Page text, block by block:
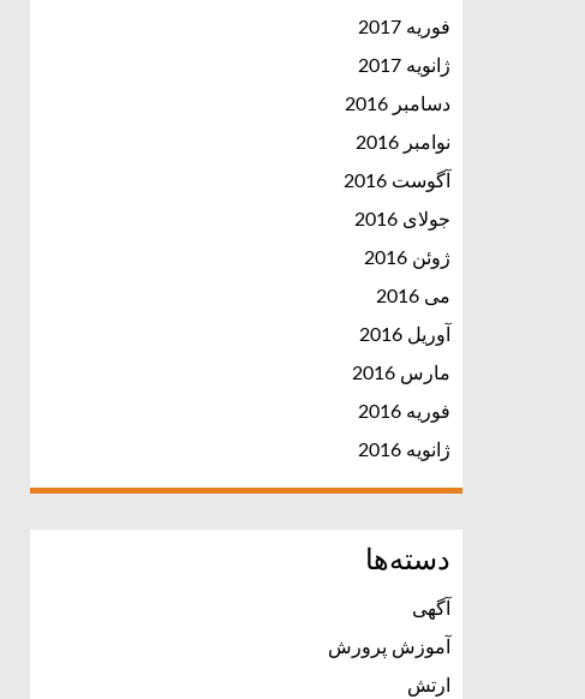
فوریه 2017
ژانویه 2017
دسامبر 2016
نوامبر 2016
آگوست 2016
جولای 2016
ژوئن 2016
می 2016
آوریل 2016
مارس 2016
فوریه 2016
ژانویه 2016
دسته‌ها
آگهی
آموزش پرورش
ارتش